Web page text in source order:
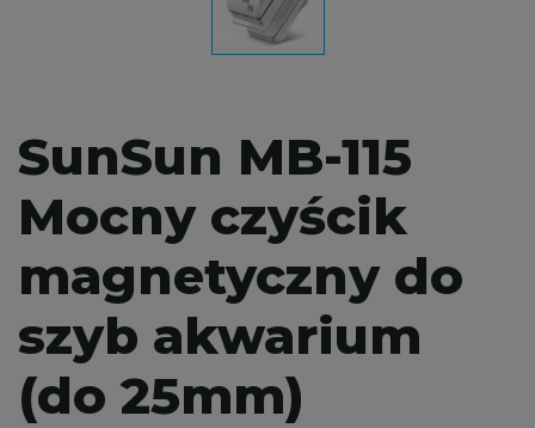
SunSun MB-115
Mocny czyścik
magnetyczny do
szyb akwarium
(do 25mm)